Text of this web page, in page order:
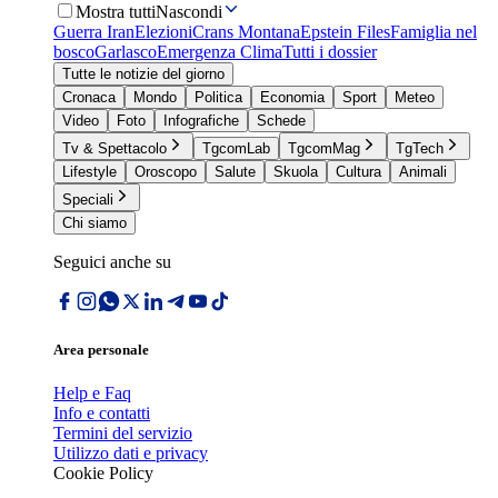
Mostra tuttiNascondi
Guerra IranElezioniCrans MontanaEpstein FilesFamiglia nel
boscoGarlascoEmergenza ClimaTutti i dossier
Tutte le notizie del giorno
Cronaca
Mondo Politica Economia Sport
Meteo
Video
Foto Infografiche
Schede
Tv & Spettacolo
TgcomLab TgcomMag
TgTech
Lifestyle
Oroscopo Salute Skuola Cultura
Animali
Speciali
Chi siamo
Seguici anche su
Area personale
Help e Faq
Info e contatti
Termini del servizio
Utilizzo dati e privacy
Cookie Policy